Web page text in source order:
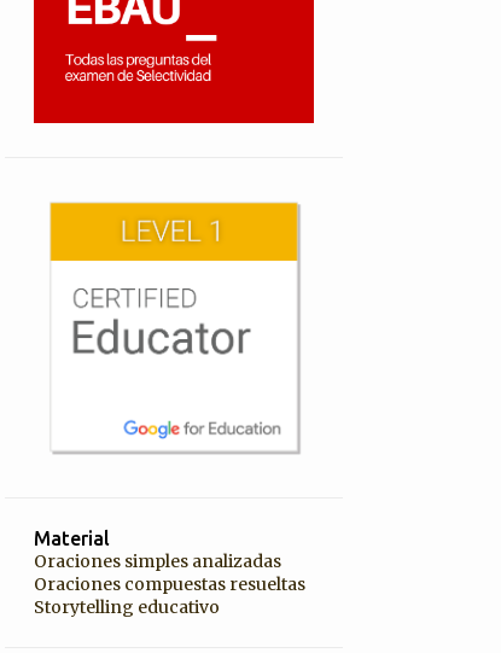
Material
Oraciones simples analizadas
Oraciones compuestas resueltas
Storytelling educativo